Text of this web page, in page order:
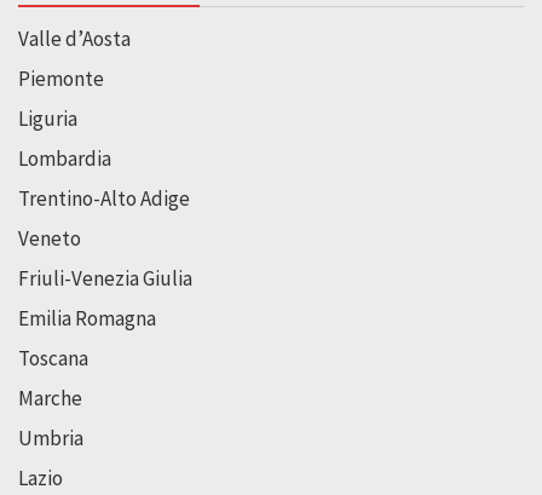
Valle d’Aosta
Piemonte
Liguria
Lombardia
Trentino-Alto Adige
Veneto
Friuli-Venezia Giulia
Emilia Romagna
Toscana
Marche
Umbria
Lazio